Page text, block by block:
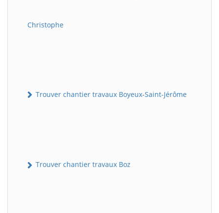
Christophe
Trouver chantier travaux Boyeux-Saint-Jérôme
Trouver chantier travaux Boz